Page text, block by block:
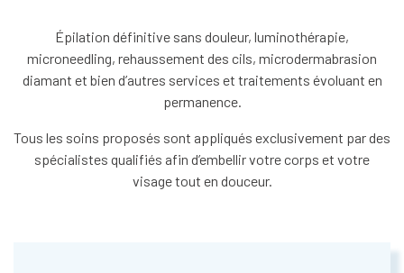
Épilation définitive sans douleur, luminothérapie,
microneedling, rehaussement des cils, microdermabrasion
diamant et bien d’autres services et traitements évoluant en
permanence.
Tous les soins proposés sont appliqués exclusivement par des
spécialistes qualifiés afin d’embellir votre corps et votre
visage tout en douceur.